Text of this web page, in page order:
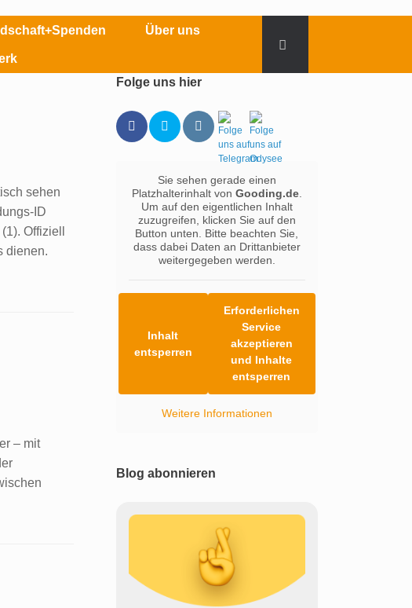
Über uns
sehen
Offiziell
dienen.
– mit
Folge uns hier
Sie sehen gerade einen
Platzhalterinhalt von Gooding.de.
Um auf den eigentlichen Inhalt
zuzugreifen, klicken Sie auf den
Button unten. Bitte beachten Sie,
dass dabei Daten an Drittanbieter
weitergegeben werden.
Inhalt
entsperren
Erforderlichen
Service
akzeptieren
und Inhalte
entsperren
Weitere Informationen
Blog abonnieren